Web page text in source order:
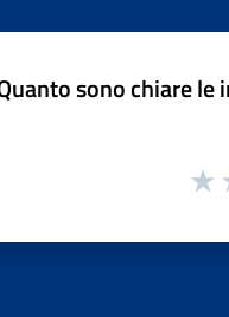
sono chiare le